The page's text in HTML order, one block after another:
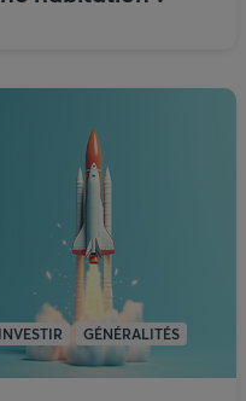
INVESTIR GÉNÉRALITÉS